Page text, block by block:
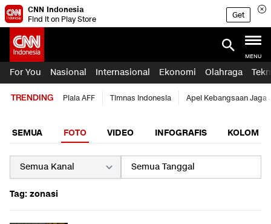
CNN Indonesia
Find it on Play Store
Get
MENU
For You Nasional Internasional Ekonomi Olahraga
TRENDING Piala AFF Timnas Indonesia Apel Kebangsaan Jaga
SEMUA FOTO VIDEO INFOGRAFIS KOLOM
Tag: zonasi